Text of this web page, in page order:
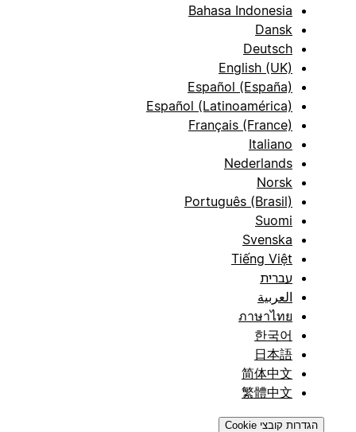
Bahasa Indonesia
Dansk
Deutsch
English (UK)
Español (España)
Español (Latinoamérica)
Français (France)
Italiano
Nederlands
Norsk
Português (Brasil)
Suomi
Svenska
Tiếng Việt
עברית
العربية
ภาษาไทย
한국어
日本語
简体中文
繁體中文
הגדרות קובצי Cookie